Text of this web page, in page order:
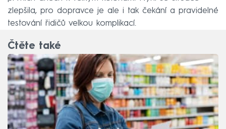
zlepšila, pro dopravce je ale i tak čekání a pravidelné
testování řidičů velkou komplikací.
Čtěte také